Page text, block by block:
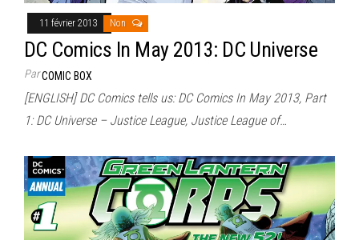
11 février 2013 Non
DC Comics In May 2013: DC Universe
ParCOMIC BOX
[ENGLISH] DC Comics tells us: DC Comics In May 2013, Part
1: DC Universe – Justice League, Justice League of…